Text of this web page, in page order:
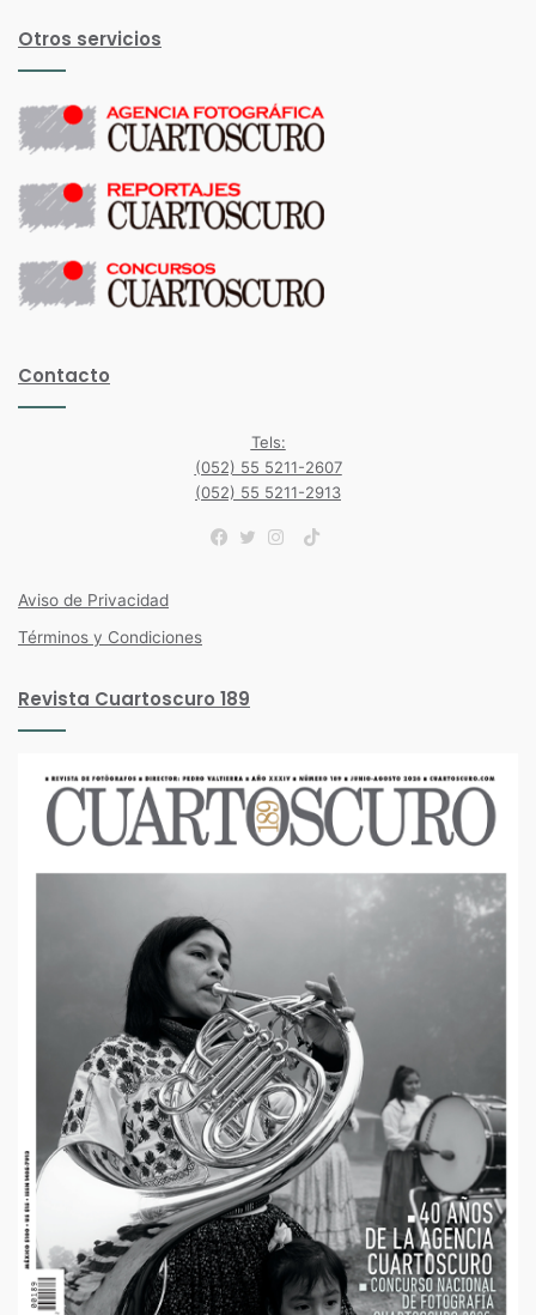
Otros servicios
Contacto
Tels:
(052) 55 5211-2607
(052) 55 5211-2913
TikTok
Aviso de Privacidad
Términos y Condiciones
Revista Cuartoscuro 189